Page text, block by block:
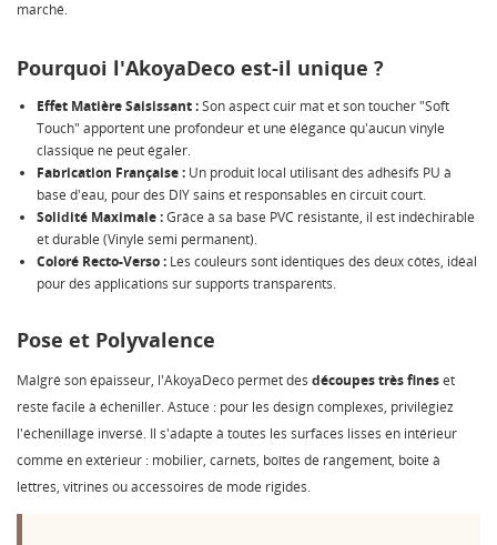
marché.
Pourquoi l'AkoyaDeco est-il unique ?
Effet Matière Saisissant :Son aspect cuir mat et son toucher "Soft
Touch" apportent une profondeur et une élégance qu'aucun vinyle
classique ne peut égaler.
Fabrication Française : Un produit local utilisant des adhésifs PU à
base d'eau, pour des DIY sains et responsables en circuit court.
Solidité Maximale :Grâce à sa base PVC résistante, il est indéchirable
et durable (Vinyle semi permanent).
Coloré Recto-Verso : Les couleurs sont identiques des deux côtés, idéal
pour des applications sur supports transparents.
Pose et Polyvalence
Malgré son épaisseur, l'AkoyaDeco permet des découpes très fineset
reste facile à écheniller. Astuce : pour les design complexes, privilégiez
l'échenillage inversé. Il s'adapte à toutes les surfaces lisses en intérieur
comme en extérieur : mobilier, carnets, boîtes de rangement, boite à
lettres, vitrines ou accessoires de mode rigides.